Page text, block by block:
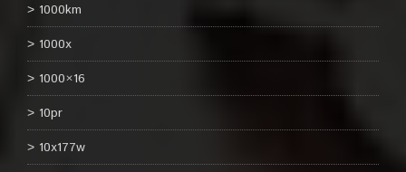
1000km
1000x
1000×16
10pr
10x177w